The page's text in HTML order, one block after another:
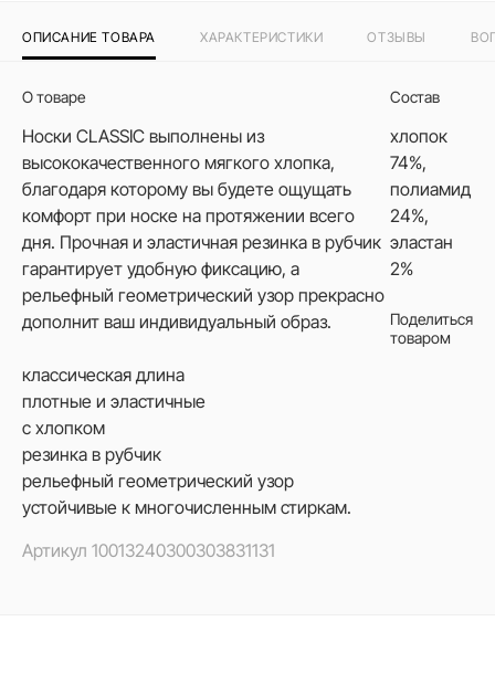
ОПИСАНИЕ ТОВАРА ХАРАКТЕРИСТИКИ ОТЗЫВЫ
О товаре
Носки CLASSIC выполнены из
высококачественного мягкого хлопка,
благодаря которому вы будете ощущать
комфорт при носке на протяжении всего
дня. Прочная и эластичная резинка в рубчик
гарантирует удобную фиксацию, а
рельефный геометрический узор прекрасно
дополнит ваш индивидуальный образ.
классическая длина
плотные и эластичные
с хлопком
резинка в рубчик
рельефный геометрический узор
устойчивые к многочисленным стиркам.
Артикул 10013240300303831131
Состав
хлопок
74%,
полиамид
24%,
эластан
2%
Поделиться
товаром